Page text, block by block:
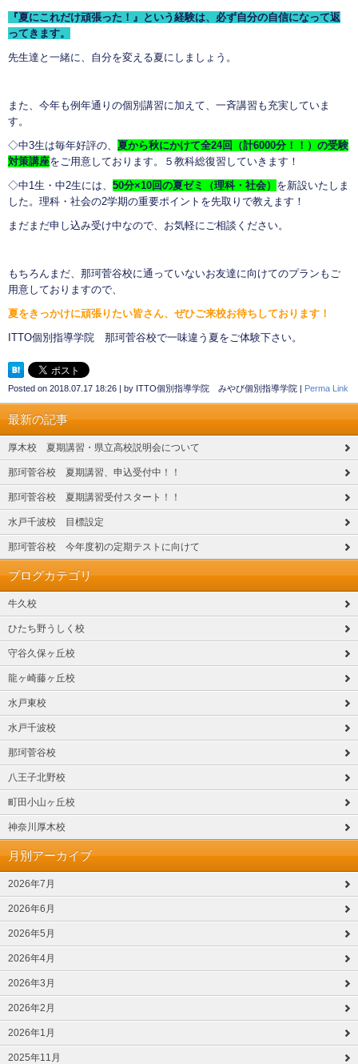
『夏にこれだけ頑張った！』という経験は、必ず自分の自信になって返
ってきます。
先生達と一緒に、自分を変える夏にしましょう。
また、今年も例年通りの個別講習に加えて、一斉講習も充実していま
す。
◇中3生は毎年好評の、 夏から秋にかけて全24回（計6000分！！）の受験
対策講座をご用意しております。５教科総復習していきます！
◇中1生・中2生には、 50分×10回の夏ゼミ（理科・社会） を新設いたしま
した。理科・社会の2学期の重要ポイントを先取りで教えます！
まだまだ申し込み受け中なので、お気軽にご相談ください。
もちろんまだ、那珂菅谷校に通っていないお友達に向けてのプランもご
用意しておりますので、
夏をきっかけに頑張りたい皆さん、ぜひご来校お待ちしております！
ITTO個別指導学院 那珂菅谷校で一味違う夏をご体験下さい。
Posted on 2018.07.17 18:26 | by ITTO個別指導学院 みやび個別指導学院 | Perma Link
最新の記事
厚木校 夏期講習・県立高校説明会について
那珂菅谷校 夏期講習、申込受付中！！
那珂菅谷校 夏期講習受付スタート！！
水戸千波校 目標設定
那珂菅谷校 今年度初の定期テストに向けて
ブログカテゴリ
牛久校
ひたち野うしく校
守谷久保ヶ丘校
龍ヶ崎藤ヶ丘校
水戸東校
水戸千波校
那珂菅谷校
八王子北野校
町田小山ヶ丘校
神奈川厚木校
月別アーカイブ
2026年7月
2026年6月
2026年5月
2026年4月
2026年3月
2026年2月
2026年1月
2025年11月